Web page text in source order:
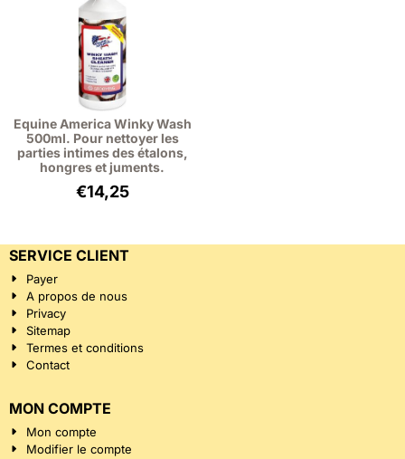
Equine America Winky Wash
500ml. Pour nettoyer les
parties intimes des étalons,
hongres et juments.
€14,25
SERVICE CLIENT
Payer
A propos de nous
Privacy
Sitemap
Termes et conditions
Contact
MON COMPTE
Mon compte
Modifier le compte